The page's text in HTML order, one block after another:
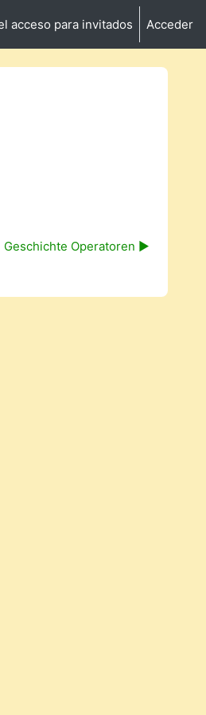
acceso para invitados Acceder
Geschichte Operatoren ▶︎